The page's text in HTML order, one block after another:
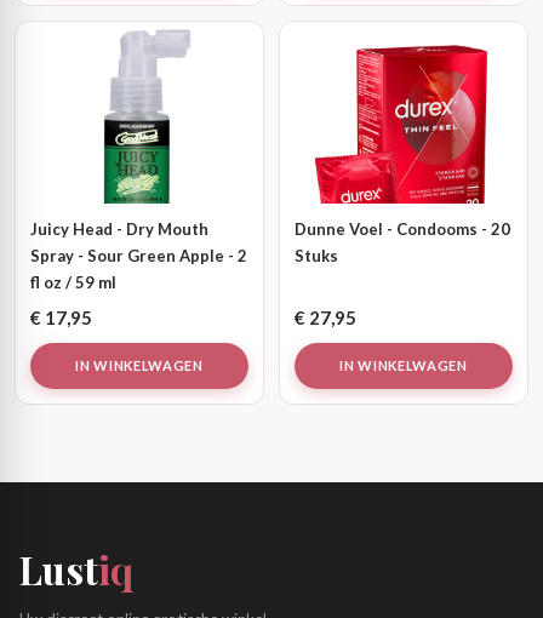
Juicy Head - Dry Mouth
Spray - Sour Green Apple - 2
fl oz / 59 ml
€ 17,95
IN WINKELWAGEN
Dunne Voel - Condooms - 20
Stuks
€ 27,95
IN WINKELWAGEN
Lustiq